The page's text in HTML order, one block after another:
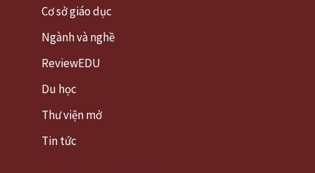
Cơ sở giáo dục
Ngành và nghề
ReviewEDU
Du học
Thư viện mở
Tin tức